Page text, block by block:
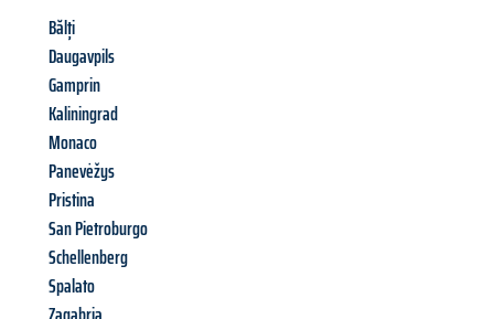
Bălți
Daugavpils
Gamprin
Kaliningrad
Monaco
Panevėžys
Pristina
San Pietroburgo
Schellenberg
Spalato